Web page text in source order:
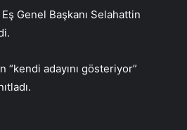
Genel Başkanı Selahattin
“kendi adayını gösteriyor”